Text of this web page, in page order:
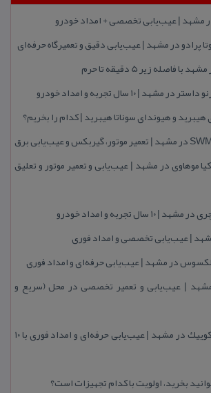
در مشهد | عیب‌یابی تخصصی + امداد خودرو
پرادو در مشهد | عیب‌یابی دقیق و تعمیرگاه حرفه‌ای
فاصله زیر 5 دقیقه تا حرم
| ۱۰ سال تجربه و امداد خودرو
هیبرید و هیوندای سوناتا هیبرید | كدام را بخریم؟
موهاوی در مشهد | عیب‌یابی و تعمیر موتور و تعلیق
تجربه و امداد خودرو
مشهد | عیب‌یابی تخصصی و امداد فوری
در مشهد | عیب‌یابی حرفه‌ای و امداد فوری
| عیب‌یابی و تعمیر تخصصی در محل (سریع و
تعمیرگاه تخصصی كوییك در مشهد | عیب‌یابی حرفه‌ای و امداد فوری با ۱۰